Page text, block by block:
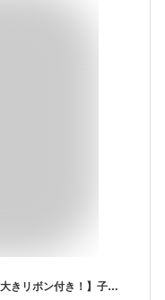
即納【楽天1位受賞！大人気＆新色入荷！大きリボン付き！】子供ロングドレス 発表会 ドレス 子供 キッズ フォーマルドレス パーティードレス 子供 リボンドレス チュールスカート 結婚式 発表会 演奏会 フラワーガール 100-150CM ピアノ発表会 4color